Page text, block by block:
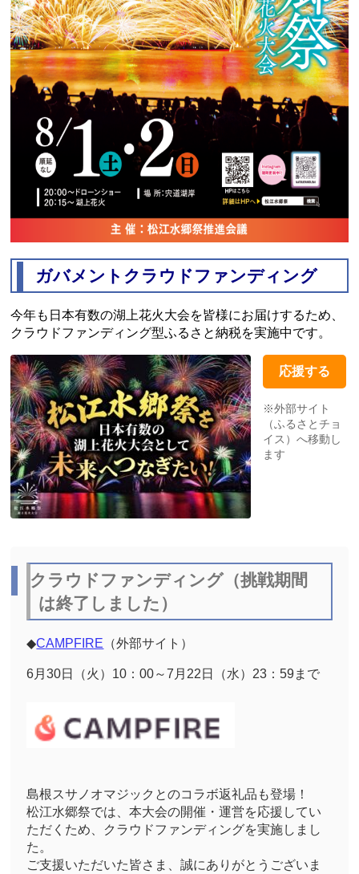
ガバメントクラウドファンディング
今年も日本有数の湖上花火大会を皆様にお届けするため、
クラウドファンディング型ふるさと納税を実施中です。
応援する
※外部サイト
（ふるさとチョ
イス）へ移動し
ます
クラウドファンディング（挑戦期間
は終了しました）
◆CAMPFIRE （外部サイト）
6月30日（火） 10 ：00～7 月22日（水） 23 ：59まで
島根スサノオマジックとのコラボ返礼品も登場！
松江水郷祭では、本大会の開催・運営を応援してい
ただくため、クラウドファンディングを実施しまし
た。
ご支援いただいた皆さま、誠にありがとうございま